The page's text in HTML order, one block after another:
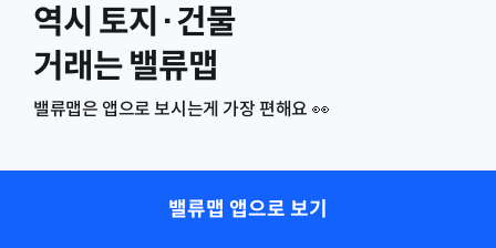
역시 토지·건물
거래는 밸류맵
밸류맵은 앱으로 보시는게 가장 편해요 👀
밸류맵 앱으로 보기